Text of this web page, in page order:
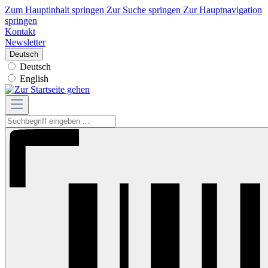
Zum Hauptinhalt springen Zur Suche springen Zur Hauptnavigation
springen
Kontakt
Newsletter
Deutsch
Deutsch
English